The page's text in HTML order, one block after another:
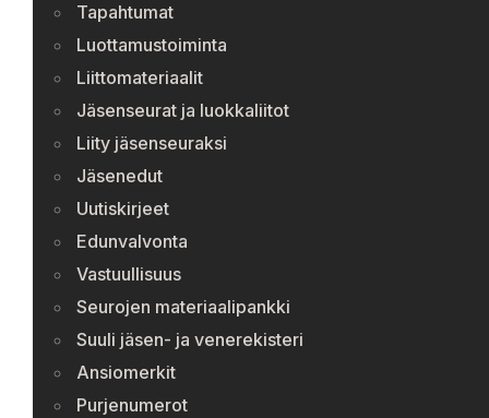
Tapahtumat
Luottamustoiminta
Liittomateriaalit
Jäsenseurat ja luokkaliitot
Liity jäsenseuraksi
Jäsenedut
Uutiskirjeet
Edunvalvonta
Vastuullisuus
Seurojen materiaalipankki
Suuli jäsen- ja venerekisteri
Ansiomerkit
Purjenumerot